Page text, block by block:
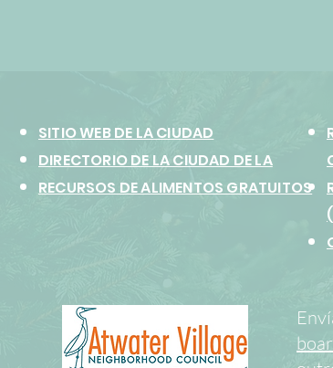
SITIO WEB DE LA CIUDAD
DIRECTORIO DE LA CIUDAD DE LA
RECURSOS DE ALIMENTOS GRATUITOS